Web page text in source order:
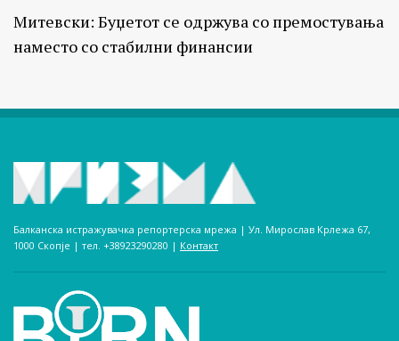
Митевски: Буџетот се одржува со премостувања
наместо со стабилни финансии
Балканска истражувачка репортерска мрежа | Ул. Мирослав Крлежа 67,
1000 Скопје | тел. +38923290280­ | Контакт